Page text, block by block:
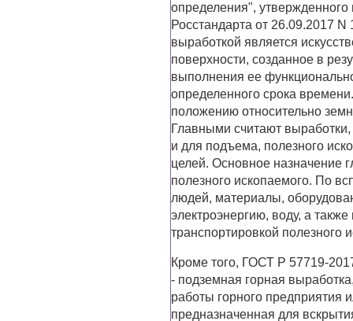
определения",
Росстандарта от 26.09.2017
выработкой является
поверхности, созданное в
выполнения ее
определенного срока
положению относительно
Главными считают
и для подъема, полезного
целей. Основное назначение
полезного ископаемого. По
людей, материалы,
электроэнергию, воду, а
транспортировкой полезного
Кроме того, ГОСТ Р 57719-
- подземная горная
работы горного предприятия
предназначенная для